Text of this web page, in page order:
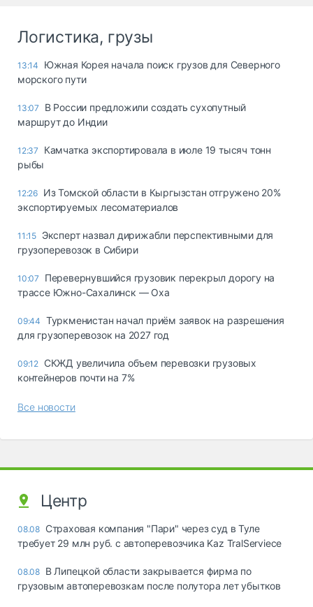
Логистика, грузы
13:14
Южная Корея начала поиск грузов для Северного
морского пути
13:07
В России предложили создать сухопутный
маршрут до Индии
12:37
Камчатка экспортировала в июле 19 тысяч тонн
рыбы
12:26 Из Томской области в Кыргызстан отгружено 20%
экспортируемых лесоматериалов
11:15 Эксперт назвал дирижабли перспективными для
грузоперевозок в Сибири
10:07
Перевернувшийся грузовик перекрыл дорогу на
трассе Южно-Сахалинск — Оха
09:44 Туркменистан начал приём заявок на разрешения
для грузоперевозок на 2027 год
09:12 СКЖД увеличила объем перевозки грузовых
контейнеров почти на 7%
Все новости
Центр
08.08 Страховая компания "Пари" через суд в Туле
требует 29 млн руб. с автоперевозчика Kaz TralServiece
08.08 В Липецкой области закрывается фирма по
грузовым автоперевозкам после полутора лет убытков